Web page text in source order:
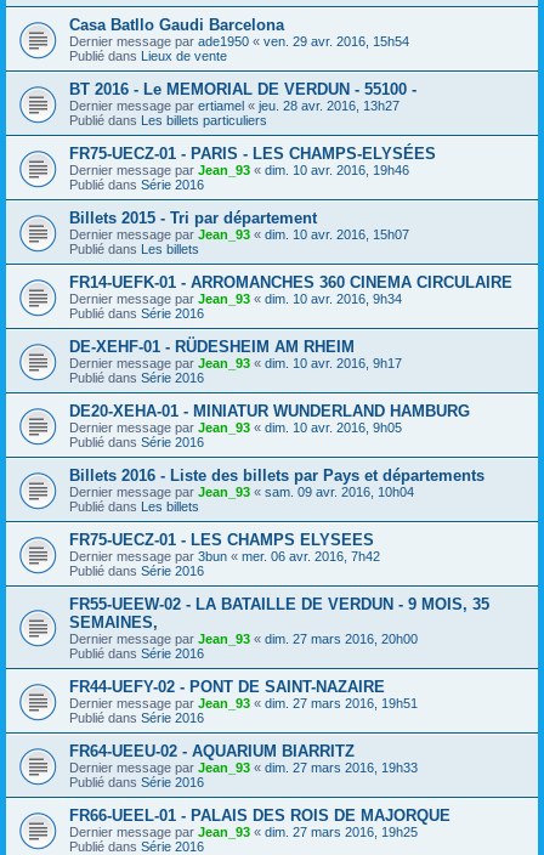
Casa Batllo Gaudi Barcelona
Dernier message par ade1950 « ven. 29 avr. 2016, 15h54
Publié dans Lieux de vente
BT 2016 - Le MEMORIAL DE VERDUN - 55100 -
Dernier message par ertiamel « jeu. 28 avr. 2016, 13h27
Publié dans Les billets particuliers
FR75-UECZ-01 - PARIS - LES CHAMPS-ELYSÉES
Dernier message par Jean_93 « dim. 10 avr. 2016, 19h46
Publié dans Série 2016
Billets 2015 - Tri par département
Dernier message par Jean_93 « dim. 10 avr. 2016, 15h07
Publié dans Les billets
FR14-UEFK-01 - ARROMANCHES 360 CINEMA CIRCULAIRE
Dernier message par Jean_93 « dim. 10 avr. 2016, 9h34
Publié dans Série 2016
DE-XEHF-01 - RÜDESHEIM AM RHEIM
Dernier message par Jean_93 « dim. 10 avr. 2016, 9h17
Publié dans Série 2016
DE20-XEHA-01 - MINIATUR WUNDERLAND HAMBURG
Dernier message par Jean_93 « dim. 10 avr. 2016, 9h05
Publié dans Série 2016
Billets 2016 - Liste des billets par Pays et départements
Dernier message par Jean_93 « sam. 09 avr. 2016, 10h04
Publié dans Les billets
FR75-UECZ-01 - LES CHAMPS ELYSEES
Dernier message par 3bun « mer. 06 avr. 2016, 7h42
Publié dans Série 2016
FR55-UEEW-02 - LA BATAILLE DE VERDUN - 9 MOIS, 35
SEMAINES,
Dernier message par Jean_93 « dim. 27 mars 2016, 20h00
Publié dans Série 2016
FR44-UEFY-02 - PONT DE SAINT-NAZAIRE
Dernier message par Jean_93 « dim. 27 mars 2016, 19h51
Publié dans Série 2016
FR64-UEEU-02 - AQUARIUM BIARRITZ
Dernier message par Jean_93 « dim. 27 mars 2016, 19h33
Publié dans Série 2016
FR66-UEEL-01 - PALAIS DES ROIS DE MAJORQUE
Dernier message par Jean_93 « dim. 27 mars 2016, 19h25
Publié dans Série 2016